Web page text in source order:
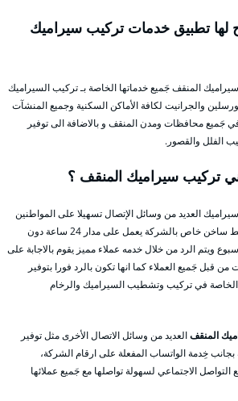
لها تطبيق خدمات تركيب سيراميك
المنقف جَميع خدماتها الخاصة بـ تركيب السيراميك
والجرانيت لكافة الأماكن السكنية وجميع المنشآت
جَميع محافظات ومدن المنقف و بالاضافة الى توفير
الفلل والقصور.
تركيب سيراميك المنقف ؟
العديد من وسائل الإتصال تسهيلا على المواطنين
الوصول إليها من خلال إتاحة خط ساخن خاص بالشركة يعمل على مدار 24 ساعة دون
ويتم الرد من خلال خدمه عملاء مميز يقوم بالاجابة على
قبل جَميع العملاء كما انها تكون بالرد فورا بتوفير
الخاصة في تركيب وتشطيب السيراميك والرخام
المنقفالعديد من وسائل الاتصال الأخرى مثل توفير
خِدمة الواتساب المفعلة على ارقام الشركة،
التواصل الاجتماعي لسهولة تواصلها مع جَميع عملائها